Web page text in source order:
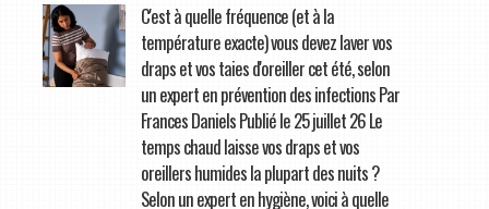
C'est à quelle fréquence (et à la
température exacte) vous devez laver vos
draps et vos taies d'oreiller cet été, selon
un expert en prévention des infections Par
Frances Daniels Publié le 25 juillet 26 Le
temps chaud laisse vos draps et vos
oreillers humides la plupart des nuits ?
Selon un expert en hygiène, voici à quelle